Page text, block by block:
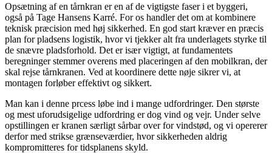
Opsætning af en tårnkran er en af de vigtigste faser i et byggeri,
også på Tage Hansens Karré. For os handler det om at kombinere
teknisk præcision med høj sikkerhed. En god start kræver en præcis
plan for pladsens logistik, hvor vi tjekker alt fra underlagets styrke til
de snævre pladsforhold. Det er især vigtigt, at fundamentets
beregninger stemmer overens med placeringen af den mobilkran, der
skal rejse tårnkranen. Ved at koordinere dette nøje sikrer vi, at
montagen forløber effektivt og sikkert.
Man kan i denne prcess løbe ind i mange udfordringer. Den største
og mest uforudsigelige udfordring er dog vind og vejr. Under selve
opstillingen er kranen særligt sårbar over for vindstød, og vi opererer
derfor med strikse grænseværdier, hvor sikkerheden aldrig
kompromitteres for tidsplanens skyld.